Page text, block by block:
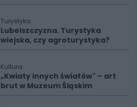
Turystyka
Lubelszczyzna. Turystyka
wiejska, czy agroturystyka?
Kultura
„Kwiaty innych światów" – art
brut w Muzeum Śląskim